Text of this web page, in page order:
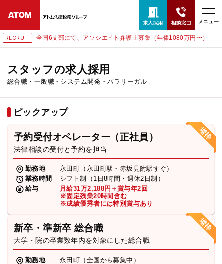
メニュー
全国6支部にて、アソシエイト弁護士募集（年俸1080万円〜）
スタッフの求人採用
総合職・一般職・システム開発・パラリーガル
ピックアップ
予約受付オペレーター（正社員）
法律相談の受付と予約を担当
勤務地
永田町（永田町駅・赤坂見附駅すぐ）
業務時間
シフト制（1日8時間・週休2日制）
給与
月給31万2,188円＋賞与年2回
※固定残業20時間含む
※成績優秀者には特別賞与あり
新卒・準新卒 総合職
大学・院の卒業数年内を対象にした総合職
勤務地
永田町（全国から募集中）
24時間365日全国対応
無料相談窓口はこちら
ホーム
取扱分野
解決実績
弁護士・税理士